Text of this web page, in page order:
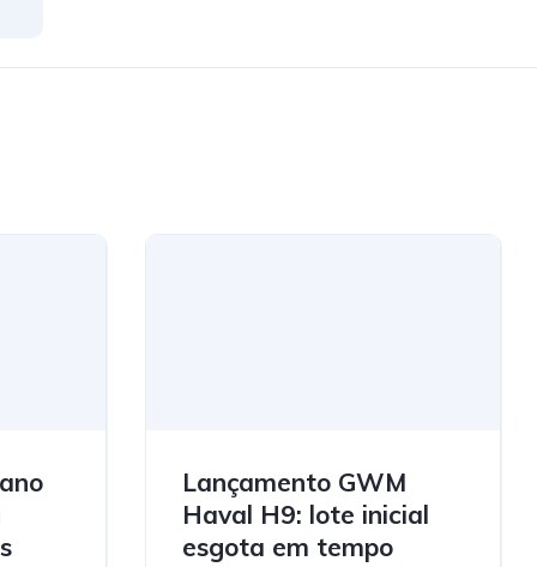
Lançamento GWM
Haval H9: lote inicial
esgota em tempo